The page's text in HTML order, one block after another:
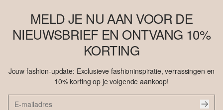
MELD JE NU AAN VOOR DE
NIEUWSBRIEF EN ONTVANG 10%
KORTING
Jouw fashion-update: Exclusieve fashioninspiratie, verrassingen en
10% korting op je volgende aankoop!